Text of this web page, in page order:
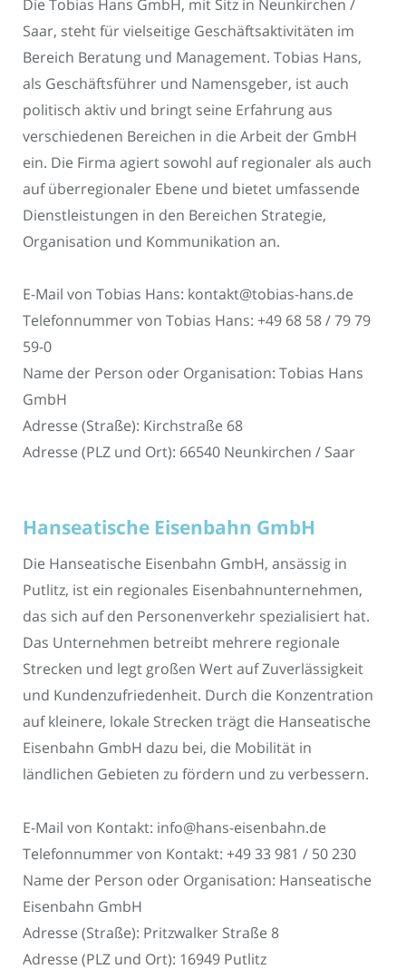
Die Tobias Hans GmbH, mit Sitz in Neunkirchen /
Saar, steht für vielseitige Geschäftsaktivitäten im
Bereich Beratung und Management. Tobias Hans,
als Geschäftsführer und Namensgeber, ist auch
politisch aktiv und bringt seine Erfahrung aus
verschiedenen Bereichen in die Arbeit der GmbH
ein. Die Firma agiert sowohl auf regionaler als auch
auf überregionaler Ebene und bietet umfassende
Dienstleistungen in den Bereichen Strategie,
Organisation und Kommunikation an.
E-Mail von Tobias Hans: kontakt@tobias-hans.de
Telefonnummer von Tobias Hans: +49 68 58 / 79 79
59-0
Name der Person oder Organisation: Tobias Hans
GmbH
Adresse (Straße): Kirchstraße 68
Adresse (PLZ und Ort): 66540 Neunkirchen / Saar
Hanseatische Eisenbahn GmbH
Die Hanseatische Eisenbahn GmbH, ansässig in
Putlitz, ist ein regionales Eisenbahnunternehmen,
das sich auf den Personenverkehr spezialisiert hat.
Das Unternehmen betreibt mehrere regionale
Strecken und legt großen Wert auf Zuverlässigkeit
und Kundenzufriedenheit. Durch die Konzentration
auf kleinere, lokale Strecken trägt die Hanseatische
Eisenbahn GmbH dazu bei, die Mobilität in
ländlichen Gebieten zu fördern und zu verbessern.
E-Mail von Kontakt: info@hans-eisenbahn.de
Telefonnummer von Kontakt: +49 33 981 / 50 230
Name der Person oder Organisation: Hanseatische
Eisenbahn GmbH
Adresse (Straße): Pritzwalker Straße 8
Adresse (PLZ und Ort): 16949 Putlitz